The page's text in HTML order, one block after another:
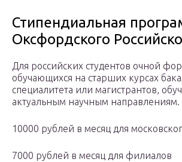
Стипендиальная
Оксфордского
Для российских студентов очной
обучающихся на старших курсах
специалитета или магистрантов,
актуальным научным направлениям.
10000 рублей в месяц для
7000 рублей в месяц для филиалов